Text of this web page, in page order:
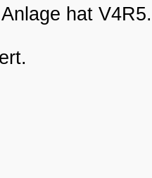
hat